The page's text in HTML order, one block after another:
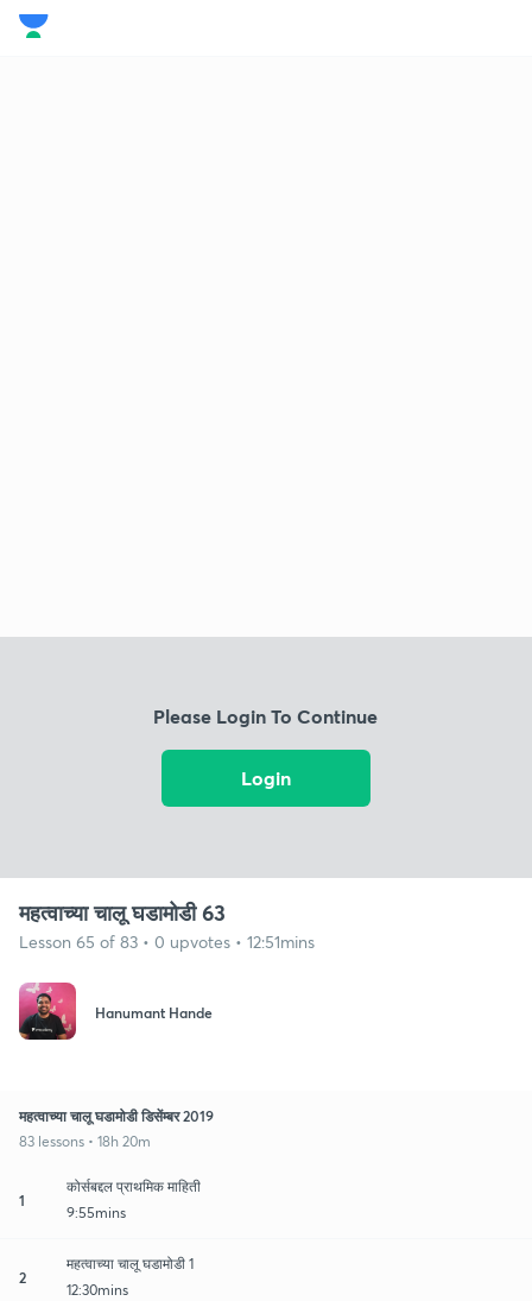
Please Login To Continue
Login
महत्वाच्या चालू घडामोडी 63
Lesson 65 of 83 • 0 upvotes • 12:51mins
Hanumant Hande
महत्वाच्या चालू घडामोडी डिसेंम्बर 2019
83 lessons • 18h 20m
1
कोर्सबद्दल प्राथमिक माहिती
9:55mins
2
महत्वाच्या चालू घडामोडी 1
12:30mins